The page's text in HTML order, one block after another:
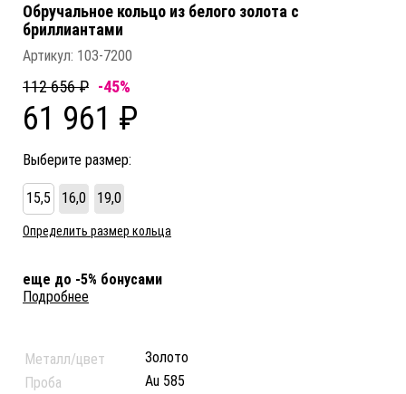
Обручальное кольцо из белого золота c
бриллиантами
Артикул: 103-7200
112 656 ₽ -45%
61 961 ₽
Выберите размер:
15,5 16,0 19,0
Определить размер кольца
еще до -5% бонусами
Подробнее
Металл/цвет
Золото
Проба
Au 585